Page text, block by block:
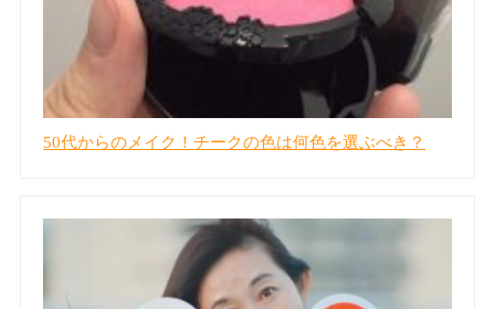
50代からのメイク！チークの色は何色を選ぶべき？